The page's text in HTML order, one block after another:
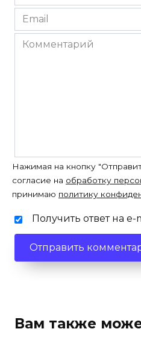
*
Email
*
Комментарий
Нажимая на кнопку
согласие на обработку
принимаю политику
Получить ответ на e-
Вам также